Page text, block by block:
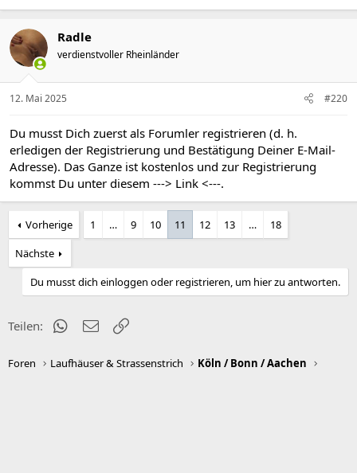
Radle
verdienstvoller Rheinländer
12. Mai 2025 #220
Du musst Dich zuerst als Forumler registrieren (d. h.
erledigen der Registrierung und Bestätigung Deiner E-Mail-
Adresse). Das Ganze ist kostenlos und zur Registrierung
kommst Du unter diesem ---> Link <---.
Vorherige 1 … 9 10 11 12 13 …
18
Nächste
Du musst dich einloggen oder registrieren, um hier zu antworten.
Teilen: WhatsApp
E-Mail
Foren Laufhäuser & Strassenstrich Köln / Bonn / Aachen